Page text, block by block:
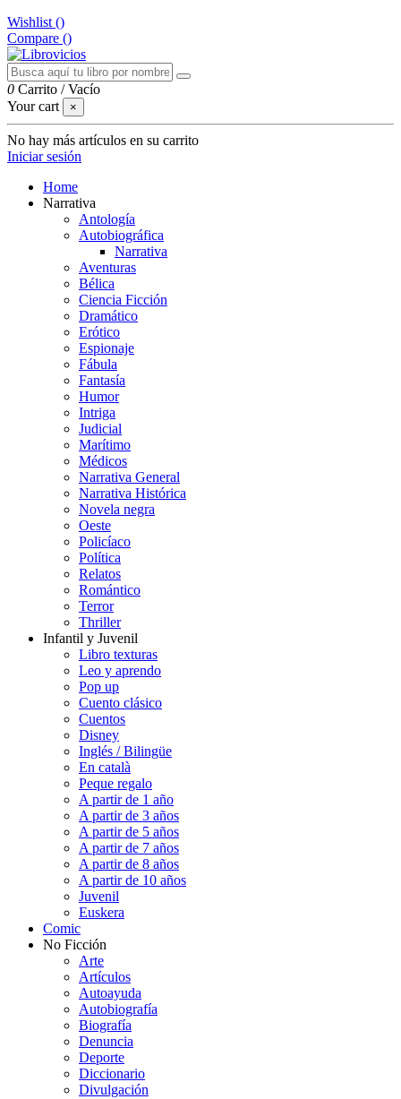
Wishlist ()
Compare ()
0 Carrito /Vacío
Your cart
×
No hay más artículos en su carrito
Iniciar sesión
Home
Narrativa
Antología
Autobiográfica
Narrativa
Aventuras
Bélica
Ciencia Ficción
Dramático
Erótico
Espionaje
Fábula
Fantasía
Humor
Intriga
Judicial
Marítimo
Médicos
Narrativa General
Narrativa Histórica
Novela negra
Oeste
Policíaco
Política
Relatos
Romántico
Terror
Thriller
Infantil y Juvenil
Libro texturas
Leo y aprendo
Pop up
Cuento clásico
Cuentos
Disney
Inglés / Bilingüe
En català
Peque regalo
A partir de 1 año
A partir de 3 años
A partir de 5 años
A partir de 7 años
A partir de 8 años
A partir de 10 años
Juvenil
Euskera
Comic
No Ficción
Arte
Artículos
Autoayuda
Autobiografía
Biografía
Denuncia
Deporte
Diccionario
Divulgación